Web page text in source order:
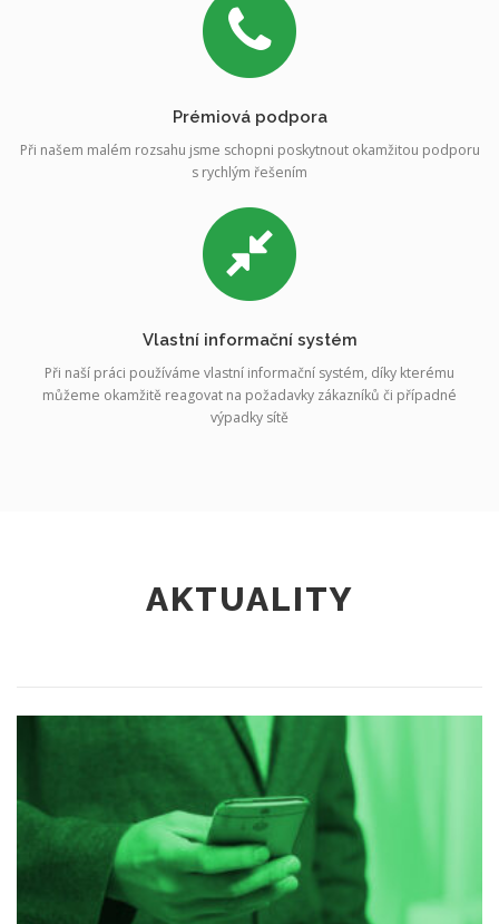
Prémiová podpora
Při našem malém rozsahu jsme schopni poskytnout okamžitou podporu
s rychlým řešením
Vlastní informační systém
Při naší práci používáme vlastní informační systém, díky kterému
můžeme okamžitě reagovat na požadavky zákazníků či případné
výpadky sítě
AKTUALITY